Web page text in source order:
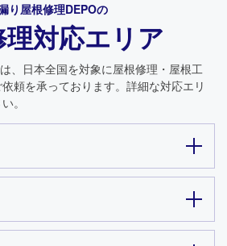
り屋根修理DEPOの
対応エリア
、日本全国を対象に屋根修理・屋根工
頼を承っております。詳細な対応エリ
。